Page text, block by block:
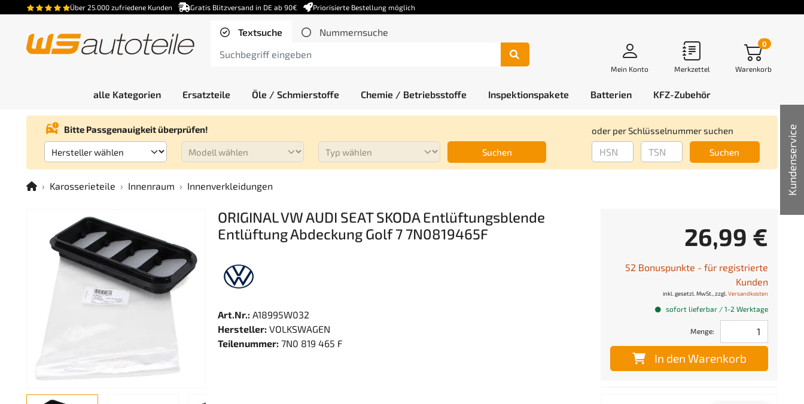
Kundenservice
Über 25.000 zufriedene Kunden Gratis Blitzversand in DE ab 90€ Priorisierte Bestellung möglich
Textsuche Nummernsuche
Mein Konto Merkzettel Warenkorb
0
alle Kategorien Ersatzteile Öle / Schmierstoffe Chemie / Betriebsstoffe Inspektionspakete Batterien KFZ-Zubehör
Bitte Passgenauigkeit überprüfen!
Suchen
oder per Schlüsselnummer suchen
Suchen
Karosserieteile Innenraum Innenverkleidungen
ORIGINAL VW AUDI SEAT SKODA Entlüftungsblende
Entlüftung Abdeckung Golf 7 7N0819465F
Art.Nr.: A18995W032
Hersteller: VOLKSWAGEN
Teilenummer: 7N0 819 465 F
26,99 €
52 Bonuspunkte - für registrierte
Kunden
inkl. gesetzl. MwSt., zzgl. Versandkosten
sofort lieferbar / 1-2 Werktage
Menge:
In den Warenkorb